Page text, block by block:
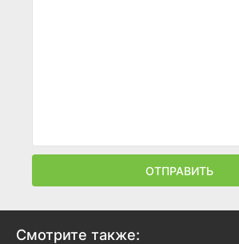
ОТПРАВИТЬ
Смотрите также: